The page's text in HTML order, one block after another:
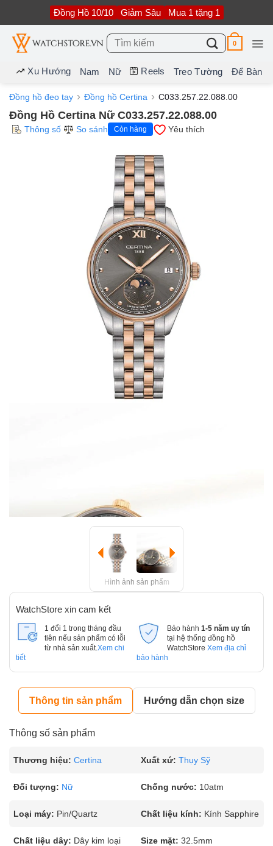
nội
dung
Đồng Hồ 10/10 Giảm Sâu Mua 1 tặng 1
Tìm
kiếm:
0
Xu Hướng Nam Nữ Reels Treo Tường Để Bàn
Đồng hồ đeo tay Đồng hồ Certina C033.257.22.088.00
Đồng Hồ Certina Nữ C033.257.22.088.00
Thông số So sánh Còn hàng Yêu thích
Hình ảnh sản phẩm
WatchStore xin cam kết
1 đổi 1 trong tháng đầu
tiên nếu sản phẩm có lỗi
từ nhà sản xuất. Xem chi
tiết
Bảo hành 1-5 năm uy tín
tại hệ thống đồng hồ
WatchStore Xem địa chỉ
bảo hành
Thông tin sản phẩm Hướng dẫn chọn size
Thông số sản phẩm
Thương hiệu: Certina Xuất xứ: Thụy Sỹ
Đối tượng: Nữ Chống nước: 10atm
Loại máy: Pin/Quartz Chất liệu kính: Kính Sapphire
Chất liệu dây: Dây kim loại Size mặt: 32.5mm